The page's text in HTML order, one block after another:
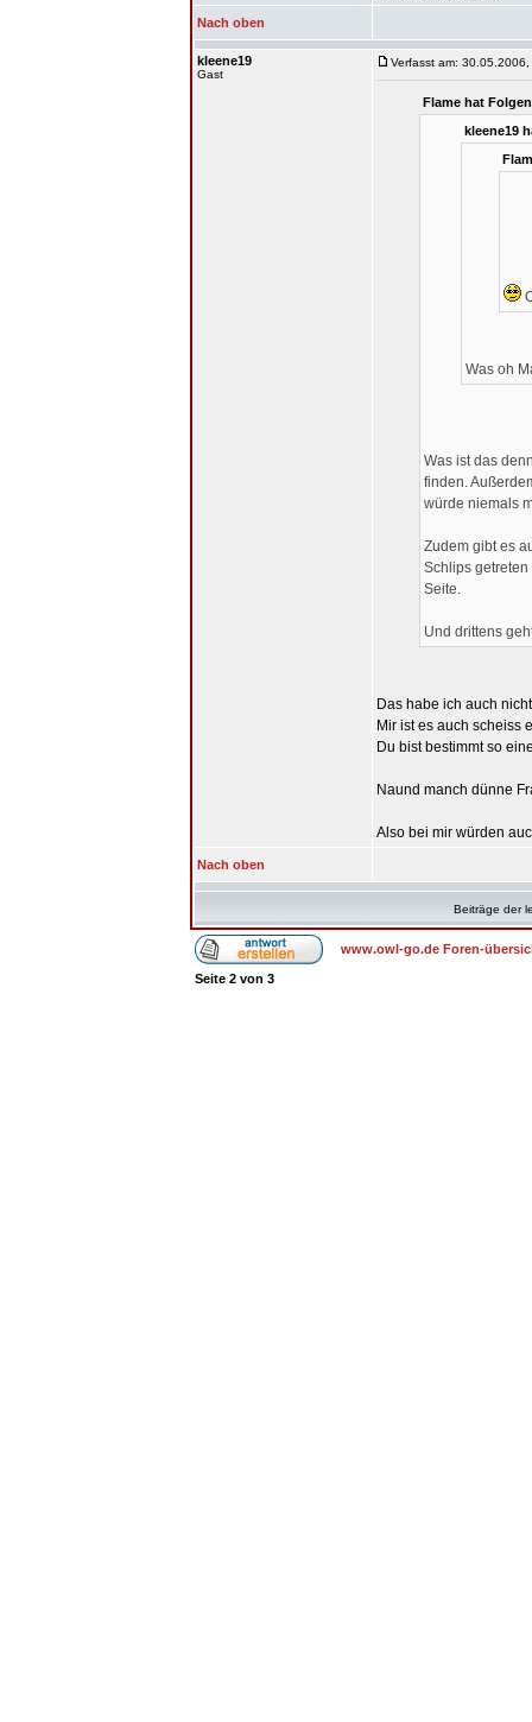
Nach oben
kleene19
Gast
Verfasst am:
Flame hat
kleene19
Was oh
Was ist das
finden.
würde niemals
Zudem gibt es
Schlips
Seite.
Und drittens
Das habe ich auch
Mir ist es auch scheiss
Du bist bestimmt so
Naund manch dünne
Also bei mir würden
Nach oben
Beiträge der
www.owl-go.de Foren-
Seite 2 von 3